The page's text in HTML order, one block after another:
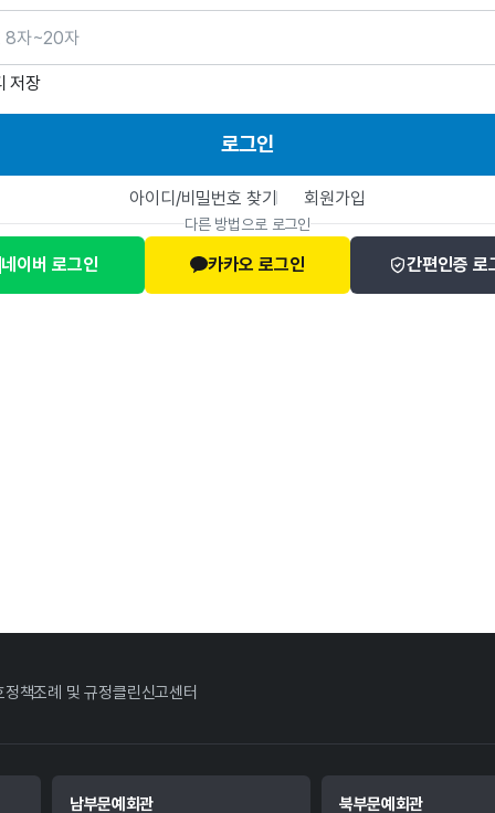
저장
로그인
아이디/비밀번호 찾기 회원가입
다른 방법으로 로그인
네이버 로그인 카카오 로그인 간편인증 로
정책조례 및 규정클린신고센터
남부문예회관 북부문예회관